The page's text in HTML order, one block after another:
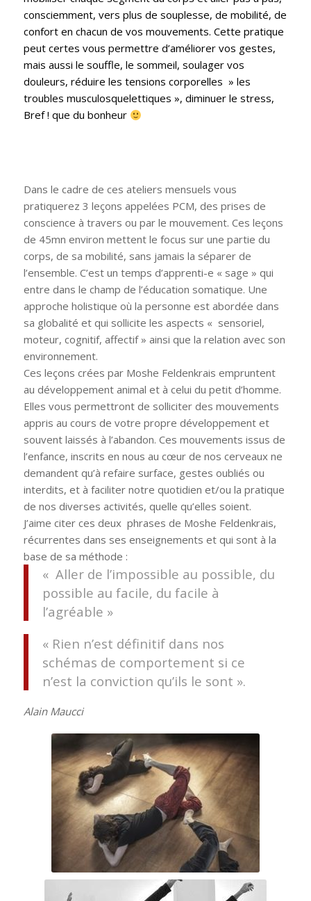
consciemment, vers plus de souplesse, de mobilité, de
confort en chacun de vos mouvements. Cette pratique
peut certes vous permettre d’améliorer vos gestes,
mais aussi le souffle, le sommeil, soulager vos
douleurs, réduire les tensions corporelles » les
troubles musculosquelettiques », diminuer le stress,
Bref ! que du bonheur
Dans le cadre de ces ateliers mensuels vous
pratiquerez 3 leçons appelées PCM, des prises de
conscience à travers ou par le mouvement. Ces leçons
de 45mn environ mettent le focus sur une partie du
corps, de sa mobilité, sans jamais la séparer de
l’ensemble. C’est un temps d’apprenti-e « sage » qui
entre dans le champ de l’éducation somatique. Une
approche holistique où la personne est abordée dans
sa globalité et qui sollicite les aspects « sensoriel,
moteur, cognitif, affectif » ainsi que la relation avec son
environnement.
Ces leçons crées par Moshe Feldenkrais empruntent
au développement animal et à celui du petit d’homme.
Elles vous permettront de solliciter des mouvements
appris au cours de votre propre développement et
souvent laissés à l’abandon. Ces mouvements issus de
l’enfance, inscrits en nous au cœur de nos cerveaux ne
demandent qu’à refaire surface, gestes oubliés ou
interdits, et à faciliter notre quotidien et/ou la pratique
de nos diverses activités, quelle qu’elles soient.
J’aime citer ces deux phrases de Moshe Feldenkrais,
récurrentes dans ses enseignements et qui sont à la
base de sa méthode :
« Aller de l’impossible au possible, du
possible au facile, du facile à
l’agréable »
« Rien n’est définitif dans nos
schémas de comportement si ce
n’est la conviction qu’ils le sont ».
Alain Maucci